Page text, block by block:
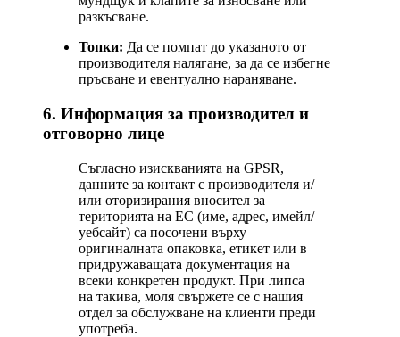
разкъсване.
Топки: Да се помпат до указаното от
производителя налягане, за да се избегне
пръсване и евентуално нараняване.
6. Информация за производител и
отговорно лице
Съгласно изискванията на GPSR,
данните за контакт с производителя и/
или оторизирания вносител за
територията на ЕС (име, адрес, имейл/
уебсайт) са посочени върху
оригиналната опаковка, етикет или в
придружаващата документация на
всеки конкретен продукт. При липса
на такива, моля свържете се с нашия
отдел за обслужване на клиенти преди
употреба.